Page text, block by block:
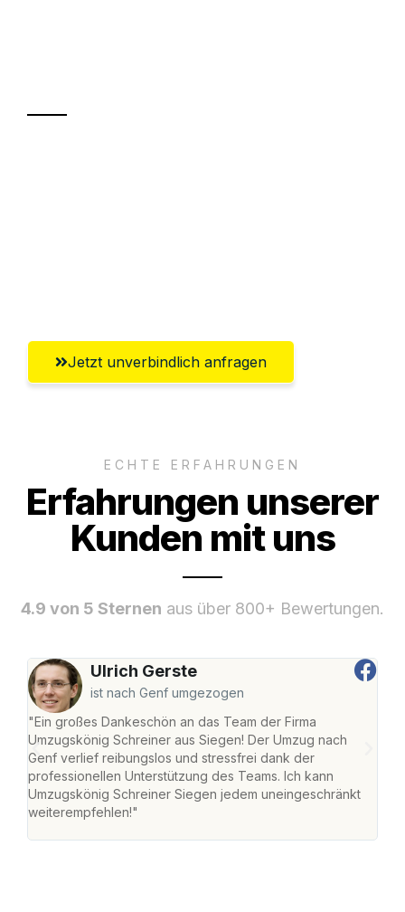
Jetzt unverbindlich anfragen
ECHTE ERFAHRUNGEN
Erfahrungen unserer
Kunden mit uns
4.9 von 5 Sternen aus über 800+ Bewertungen.
Ulrich Gerste
ist nach Genf umgezogen
"Ein großes Dankeschön an das Team der Firma
Umzugskönig Schreiner aus Siegen! Der Umzug nach
Genf verlief reibungslos und stressfrei dank der
professionellen Unterstützung des Teams. Ich kann
Umzugskönig Schreiner Siegen jedem uneingeschränkt
weiterempfehlen!"